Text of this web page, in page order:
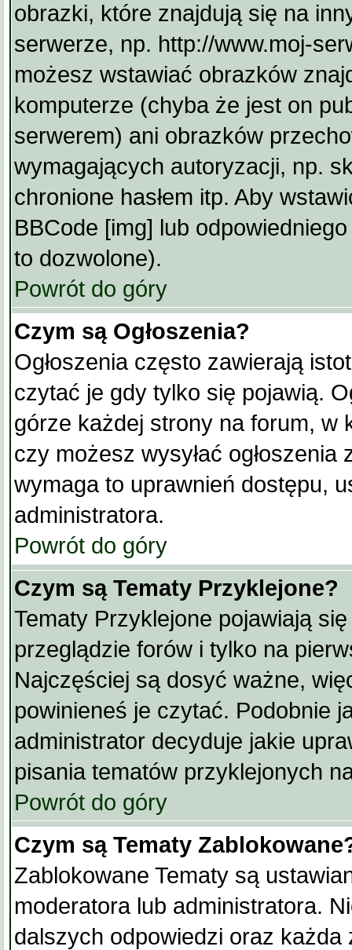
obrazki, które znajdują się na
serwerze, np. http://www.moj-
możesz wstawiać obrazków
komputerze (chyba że jest on
serwerem) ani obrazków
wymagających autoryzacji, np.
chronione hasłem itp. Aby
BBCode [img] lub
to dozwolone).
Powrót do góry
Czym są Ogłoszenia?
Ogłoszenia często zawierają
czytać je gdy tylko się pojawią.
górze każdej strony na forum, w
czy możesz wysyłać
wymaga to uprawnień dostępu,
administratora.
Powrót do góry
Czym są Tematy Przyklejone?
Tematy Przyklejone pojawiają
przeglądzie forów i tylko na
Najczęściej są dosyć ważne,
powinieneś je czytać. Podobnie
administrator decyduje jakie
pisania tematów przyklejonych
Powrót do góry
Czym są Tematy
Zablokowane Tematy są
moderatora lub administratora.
dalszych odpowiedzi oraz